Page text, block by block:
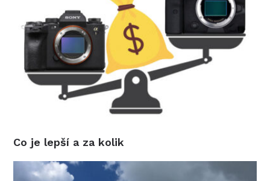
Co je lepší a za kolik